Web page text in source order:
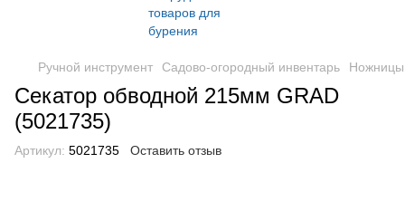
Ручной инструмент Садово-огородный инвентарь Ножницы
Секатор обводной 215мм GRAD
(5021735)
Артикул: 5021735 Оставить отзыв